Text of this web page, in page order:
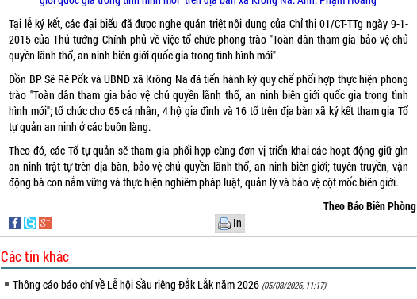
Tại lễ ký kết, các đại biểu đã được nghe quán triệt nội dung của Chỉ thị 01/CT-TTg ngày 9-1-
2015 của Thủ tướng Chính phủ về việc tổ chức phong trào "Toàn dân tham gia bảo vệ chủ
quyền lãnh thổ, an ninh biên giới quốc gia trong tình hình mới".
Đồn BP Sê Rê Pốk và UBND xã Krông Na đã tiến hành ký quy chế phối hợp thực hiện phong
trào "Toàn dân tham gia bảo vệ chủ quyền lãnh thổ, an ninh biên giới quốc gia trong tình
hình mới"; tổ chức cho 65 cá nhân, 4 hộ gia đình và 16 tổ trên địa bàn xã ký kết tham gia Tổ
tự quản an ninh ở các buôn làng.
Theo đó, các Tổ tự quản sẽ tham gia phối hợp cùng đơn vị triển khai các hoạt động giữ gìn
an ninh trật tự trên địa bàn, bảo vệ chủ quyền lãnh thổ, an ninh biên giới; tuyên truyền, vận
động bà con nắm vững và thực hiện nghiêm pháp luật, quản lý và bảo vệ cột mốc biên giới.
Theo Báo Biên Phòng
In
Các tin khác
Thông cáo báo chí về Lễ hội Sầu riêng Đắk Lắk năm 2026 (05/08/2026, 11:17)